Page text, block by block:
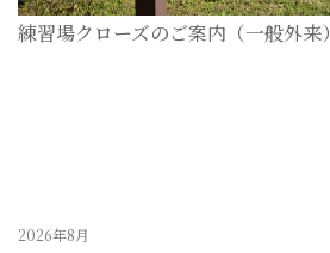
練習場クローズのご案内（一般外来）
2026年8月